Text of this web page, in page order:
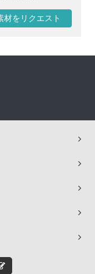
材をリクエスト